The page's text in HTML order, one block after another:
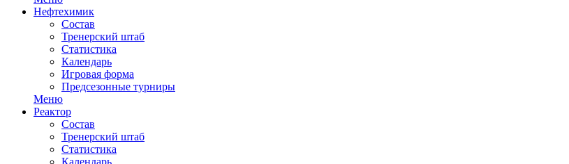
Нефтехимик
Состав
Тренерский штаб
Статистика
Календарь
Игровая форма
Предсезонные турниры
Меню
Реактор
Состав
Тренерский штаб
Статистика
Календарь